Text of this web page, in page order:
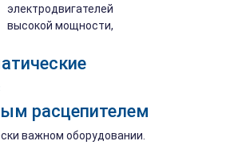
расцепителем
электродвигателей
высокой мощности,
важном оборудовании.